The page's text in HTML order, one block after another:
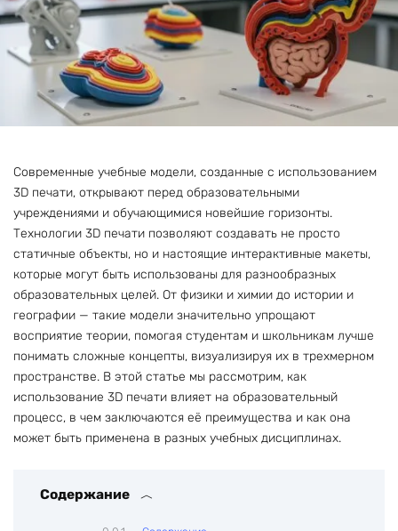
Современные учебные модели, созданные с использованием
3D печати, открывают перед образовательными
учреждениями и обучающимися новейшие горизонты.
Технологии 3D печати позволяют создавать не просто
статичные объекты, но и настоящие интерактивные макеты,
которые могут быть использованы для разнообразных
образовательных целей. От физики и химии до истории и
географии — такие модели значительно упрощают
восприятие теории, помогая студентам и школьникам лучше
понимать сложные концепты, визуализируя их в трехмерном
пространстве. В этой статье мы рассмотрим, как
использование 3D печати влияет на образовательный
процесс, в чем заключаются её преимущества и как она
может быть применена в разных учебных дисциплинах.
Содержание